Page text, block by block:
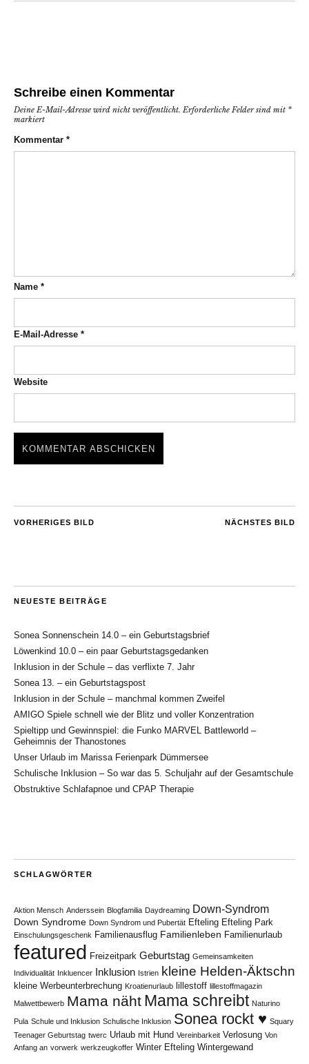
Schreibe einen Kommentar
Deine E-Mail-Adresse wird nicht veröffentlicht. Erforderliche Felder sind mit *
markiert
Kommentar *
Name *
E-Mail-Adresse *
Website
NÄCHSTES BILD
VORHERIGES BILD
NEUESTE BEITRÄGE
Sonea Sonnenschein 14.0 – ein Geburtstagsbrief
Löwenkind 10.0 – ein paar Geburtstagsgedanken
Inklusion in der Schule – das verflixte 7. Jahr
Sonea 13. – ein Geburtstagspost
Inklusion in der Schule – manchmal kommen Zweifel
AMIGO Spiele schnell wie der Blitz und voller Konzentration
Spieltipp und Gewinnspiel: die Funko MARVEL Battleworld –
Geheimnis der Thanostones
Unser Urlaub im Marissa Ferienpark Dümmersee
Schulische Inklusion – So war das 5. Schuljahr auf der Gesamtschule
Obstruktive Schlafapnoe und CPAP Therapie
SCHLAGWÖRTER
Aktion Mensch Anderssein Blogfamilia Daydreaming Down-Syndrom
Down Syndrome Down Syndrom und Pubertät Efteling Efteling Park
Einschulungsgeschenk Familienausflug Familienleben Familienurlaub
featured Freizeitpark Geburtstag Gemeinsamkeiten
Individualität Inkluencer Inklusion Istrien kleine Helden-Äktschn
kleine Werbeunterbrechung Kroatienurlaub lillestoff lillestoffmagazin
Malwettbewerb Mama näht Mama schreibt Naturino
Pula Schule und Inklusion Schulische Inklusion Sonea rockt ♥ Squary
Teenager Geburtstag twerc Urlaub mit Hund Vereinbarkeit Verlosung Von
Anfang an vorwerk werkzeugkoffer Winter Efteling Wintergewand